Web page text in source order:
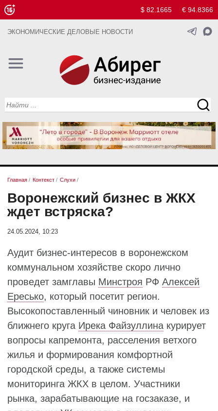
$ 82.1665 € 94.8366
ЭКОНОМИЧЕСКИЕ ДЕЛОВЫЕ НОВОСТИ
Главная / Контекст / Слухи /
Воронежский бизнес в ЖКХ
ждет встряска?
24.05.2024, 10:23
Аудит бизнес-интересов в воронежском
коммунальном хозяйстве скоро лично
проведет замглавы Минстроя РФ Алексей
Ересько, который посетит регион.
Высокопоставленный чиновник и человек из
ближнего круга Ирека Файзуллина курирует
вопросы капремонта, расселения ветхого
жилья и формирования комфортной
городской среды, а также системы
мониторинга ЖКХ в целом. Участники
рынка, зарабатывающие на госзаказе, и